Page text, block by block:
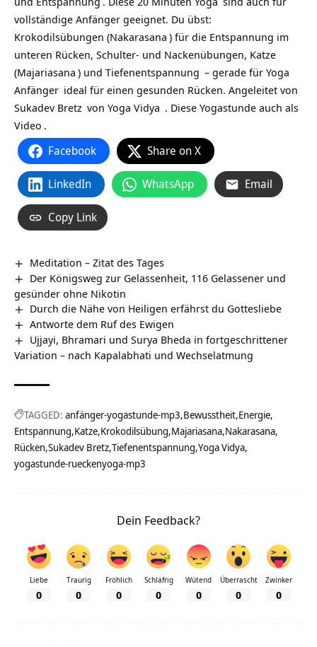
vollständige Anfänger geeignet. Du übst:
Krokodilsübungen (Nakarasana ) für die Entspannung im
unteren Rücken, Schulter- und Nackenübungen, Katze
(Majariasana ) und Tiefenentspannung – gerade für Yoga
Anfänger ideal für einen gesunden Rücken. Angeleitet von
Sukadev Bretz von Yoga Vidya . Diese Yogastunde auch als
Video .
Facebook Share on X
LinkedIn WhatsApp Email
Copy Link
Meditation – Zitat des Tages
Der Königsweg zur Gelassenheit, 116 Gelassener und
gesünder ohne Nikotin
Durch die Nähe von Heiligen erfährst du Gottesliebe
Antworte dem Ruf des Ewigen
Ujjayi, Bhramari und Surya Bheda in fortgeschrittener
Variation – nach Kapalabhati und Wechselatmung
TAGGED: anfänger-yogastunde-mp3 Bewusstheit Energie
Entspannung Katze Krokodilsübung Majariasana Nakarasana
Rücken Sukadev Bretz Tiefenentspannung Yoga Vidya
yogastunde-rueckenyoga-mp3
Dein Feedback?
Liebe
0
Traurig
0
Fröhlich
0
Schläfrig
0
Wütend
0
Überrascht
0
Zwinker
0